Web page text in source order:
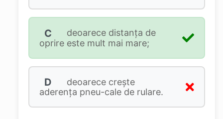
C
deoarece distanţa de
oprire este mult mai mare;
D
deoarece crește
aderența pneu-cale de rulare.